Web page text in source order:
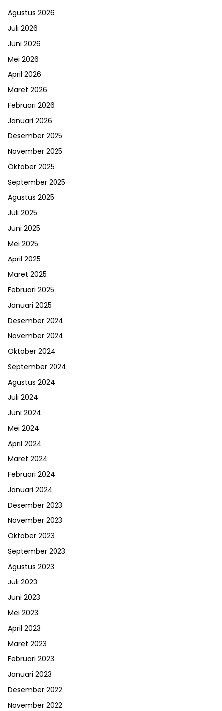
Agustus 2026
Juli 2026
Juni 2026
Mei 2026
April 2026
Maret 2026
Februari 2026
Januari 2026
Desember 2025
November 2025
Oktober 2025
September 2025
Agustus 2025
Juli 2025
Juni 2025
Mei 2025
April 2025
Maret 2025
Februari 2025
Januari 2025
Desember 2024
November 2024
Oktober 2024
September 2024
Agustus 2024
Juli 2024
Juni 2024
Mei 2024
April 2024
Maret 2024
Februari 2024
Januari 2024
Desember 2023
November 2023
Oktober 2023
September 2023
Agustus 2023
Juli 2023
Juni 2023
Mei 2023
April 2023
Maret 2023
Februari 2023
Januari 2023
Desember 2022
November 2022